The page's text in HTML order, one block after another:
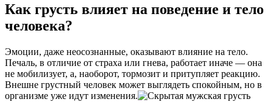
Как грусть влияет на поведение и тело
человека?
Эмоции, даже неосознанные, оказывают влияние на тело.
Печаль, в отличие от страха или гнева, работает иначе — она
не мобилизует, а, наоборот, тормозит и притупляет реакцию.
Внешне грустный человек может выглядеть спокойным, но в
организме уже идут изменения.